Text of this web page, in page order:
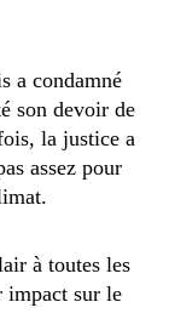
a condamné
son devoir de
la justice a
assez pour
à toutes les
impact sur le